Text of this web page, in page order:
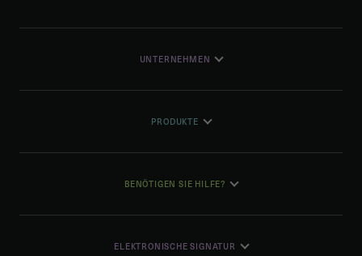
UNTERNEHMEN
PRODUKTE
BENÖTIGEN SIE HILFE?
ELEKTRONISCHE SIGNATUR